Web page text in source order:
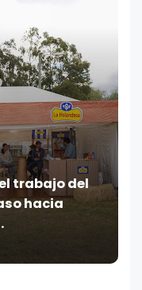
trabajo del
hacia